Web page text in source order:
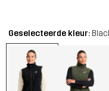
Geselecteerde kleur: